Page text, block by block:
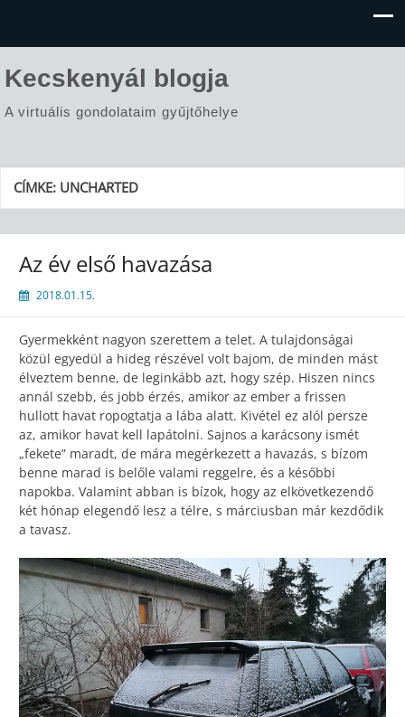
Kecskenyál blogja
A virtuális gondolataim gyűjtőhelye
CÍMKE: UNCHARTED
Az év első havazása
2018.01.15.
Gyermekként nagyon szerettem a telet. A tulajdonságai
közül egyedül a hideg részével volt bajom, de minden mást
élveztem benne, de leginkább azt, hogy szép. Hiszen nincs
annál szebb, és jobb érzés, amikor az ember a frissen
hullott havat ropogtatja a lába alatt. Kivétel ez alól persze
az, amikor havat kell lapátolni. Sajnos a karácsony ismét
„fekete” maradt, de mára megérkezett a havazás, s bízom
benne marad is belőle valami reggelre, és a későbbi
napokba. Valamint abban is bízok, hogy az elkövetkezendő
két hónap elegendő lesz a télre, s márciusban már kezdődik
a tavasz.